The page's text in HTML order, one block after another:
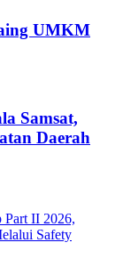
UMKM
Samsat,
Daerah
Part II 2026,
Safety